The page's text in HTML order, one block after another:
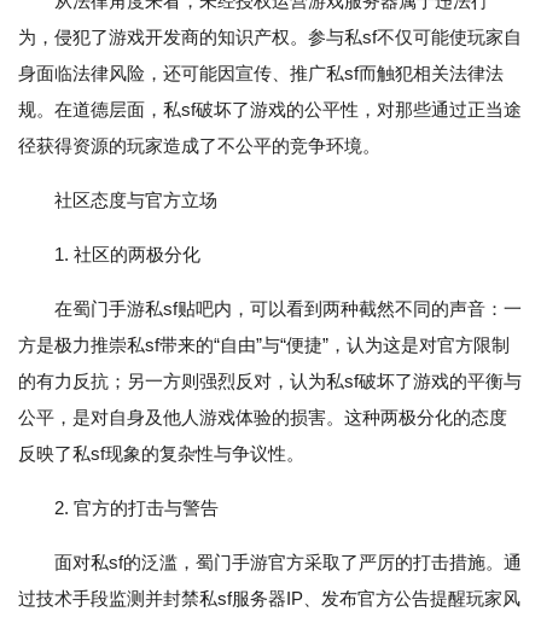
为，侵犯了游戏开发商的知识产权。参与私sf不仅可能使玩家自
身面临法律风险，还可能因宣传、推广私sf而触犯相关法律法
规。在道德层面，私sf破坏了游戏的公平性，对那些通过正当途
径获得资源的玩家造成了不公平的竞争环境。
社区态度与官方立场
1. 社区的两极分化
在蜀门手游私sf贴吧内，可以看到两种截然不同的声音：一
方是极力推崇私sf带来的“自由”与“便捷”，认为这是对官方限制
的有力反抗；另一方则强烈反对，认为私sf破坏了游戏的平衡与
公平，是对自身及他人游戏体验的损害。这种两极分化的态度
反映了私sf现象的复杂性与争议性。
2. 官方的打击与警告
面对私sf的泛滥，蜀门手游官方采取了严厉的打击措施。通
过技术手段监测并封禁私sf服务器IP、发布官方公告提醒玩家风